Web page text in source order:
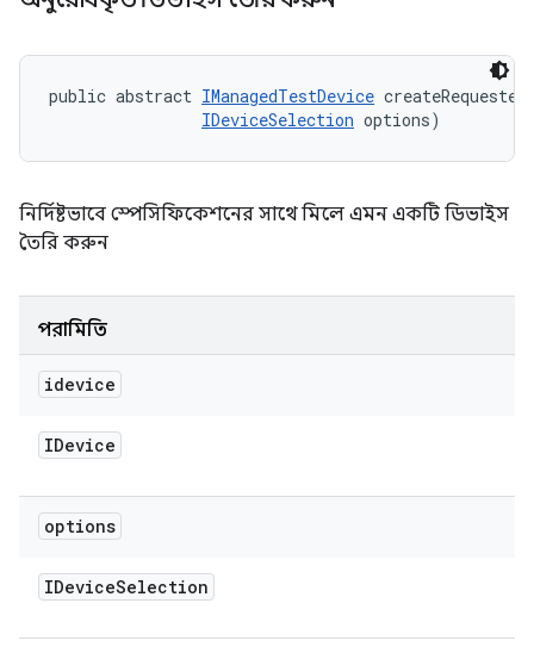
public abstract IManagedTestDevice
IDeviceSelection options)
নির্দিষ্টভাবে স্পেসিফিকেশনের সাথে মিলে এমন একটি ডিভাইস
তৈরি করুন
পরামিতি
idevice
IDevice
options
IDeviceSelection